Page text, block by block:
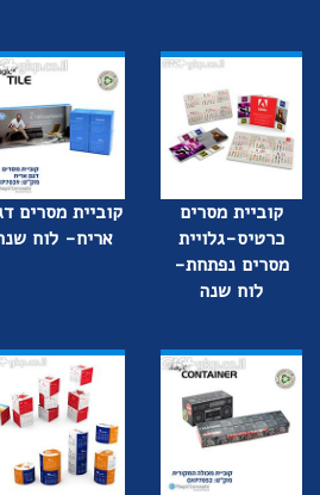
קוביית מסרים
כרטיס-גלויית
מסרים נפתחת-
לוח שנה
קוביית מסרים
אריח- לוח